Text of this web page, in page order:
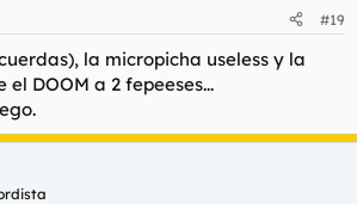
#19
la micropicha useless y la
el DOOM a 2 fepeeses...